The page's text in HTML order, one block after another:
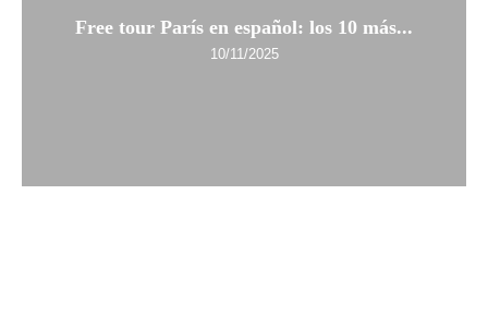
Free tour París en español: los 10 más...
10/11/2025